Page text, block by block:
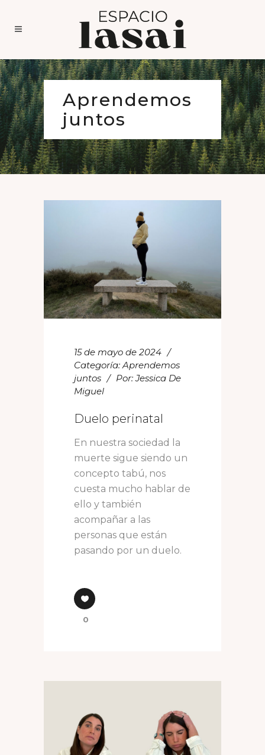
Aprendemos
juntos
15 de mayo de 2024
Categoría: Aprendemos
juntos
Por: Jessica De
Miguel
Duelo perinatal
En nuestra sociedad la
muerte sigue siendo un
concepto tabú, nos
cuesta mucho hablar de
ello y también
acompañar a las
personas que están
pasando por un duelo.
0